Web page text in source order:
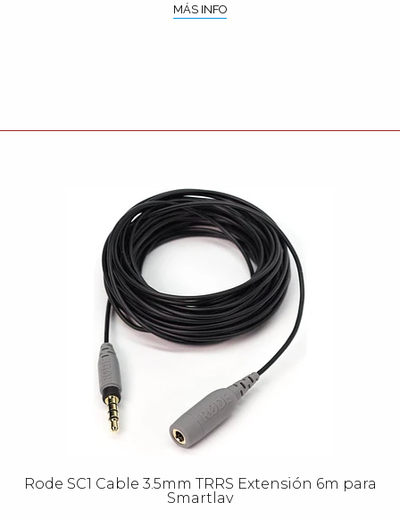
MÁS INFO
Rode SC1 Cable 3.5mm TRRS Extensión 6m para
Smartlav